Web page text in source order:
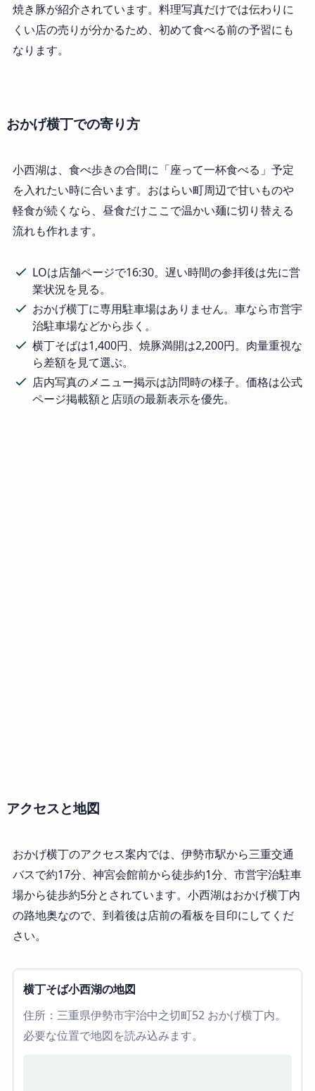
焼き豚が紹介されています。料理写真だけでは伝わりに
くい店の売りが分かるため、初めて食べる前の予習にも
なります。
おかげ横丁での寄り方
小西湖は、食べ歩きの合間に「座って一杯食べる」予定
を入れたい時に合います。おはらい町周辺で甘いものや
軽食が続くなら、昼食だけここで温かい麺に切り替える
流れも作れます。
LOは店舗ページで16:30。遅い時間の参拝後は先に営
業状況を見る。
おかげ横丁に専用駐車場はありません。車なら市営宇
治駐車場などから歩く。
横丁そばは1,400円、焼豚満開は2,200円。肉量重視な
ら差額を見て選ぶ。
店内写真のメニュー掲示は訪問時の様子。価格は公式
ページ掲載額と店頭の最新表示を優先。
アクセスと地図
おかげ横丁のアクセス案内では、伊勢市駅から三重交通
バスで約17分、神宮会館前から徒歩約1分、市営宇治駐車
場から徒歩約5分とされています。小西湖はおかげ横丁内
の路地奥なので、到着後は店前の看板を目印にしてくだ
さい。
横丁そば小西湖の地図
住所：三重県伊勢市宇治中之切町52 おかげ横丁内。
必要な位置で地図を読み込みます。